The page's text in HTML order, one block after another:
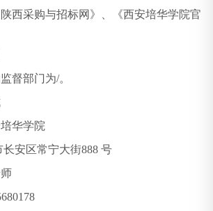
西采购与招标网》、《西安培华学院官
督部门为/。
华学院
安区常宁大街888 号